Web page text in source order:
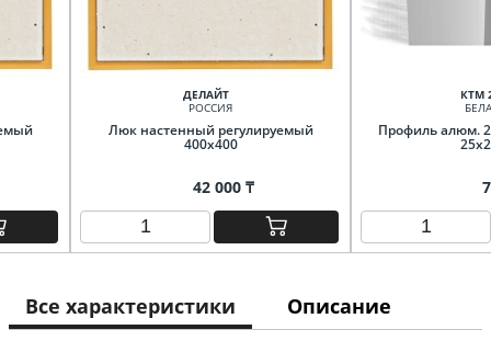
ДЕЛАЙТ
РОССИЯ
Люк настенный регулируемый
400х400
42 000 ₸
КТМ
Профиль алюм.
Все характеристики Описание